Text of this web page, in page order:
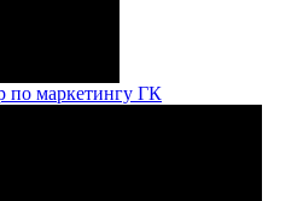
по маркетингу ГК